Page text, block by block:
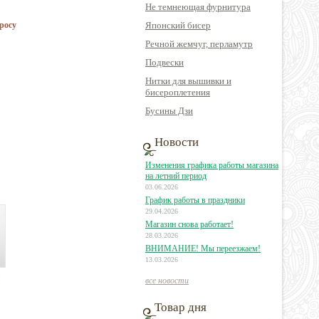
Не темнеющая фурнитура
Японский бисер
Речной жемчуг, перламутр
Подвески
Нитки для вышивки и
бисероплетения
Бусины Дзи
Новости
Изменения графика работы магазина
на летний период
03.06.2026
График работы в праздники
29.04.2026
Магазин снова работает!
28.03.2026
ВНИМАНИЕ! Мы переезжаем!
13.03.2026
все новости
Товар дня